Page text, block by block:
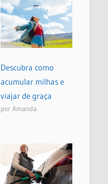
Descubra como
acumular milhas e
viajar de graça
por Amanda